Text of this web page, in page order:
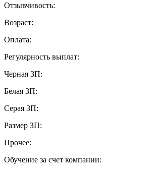
Отзывчивость:
Возраст:
Оплата:
Регулярность выплат:
Черная ЗП:
Белая ЗП:
Серая ЗП:
Размер ЗП:
Прочее:
Обучение за счет компании: